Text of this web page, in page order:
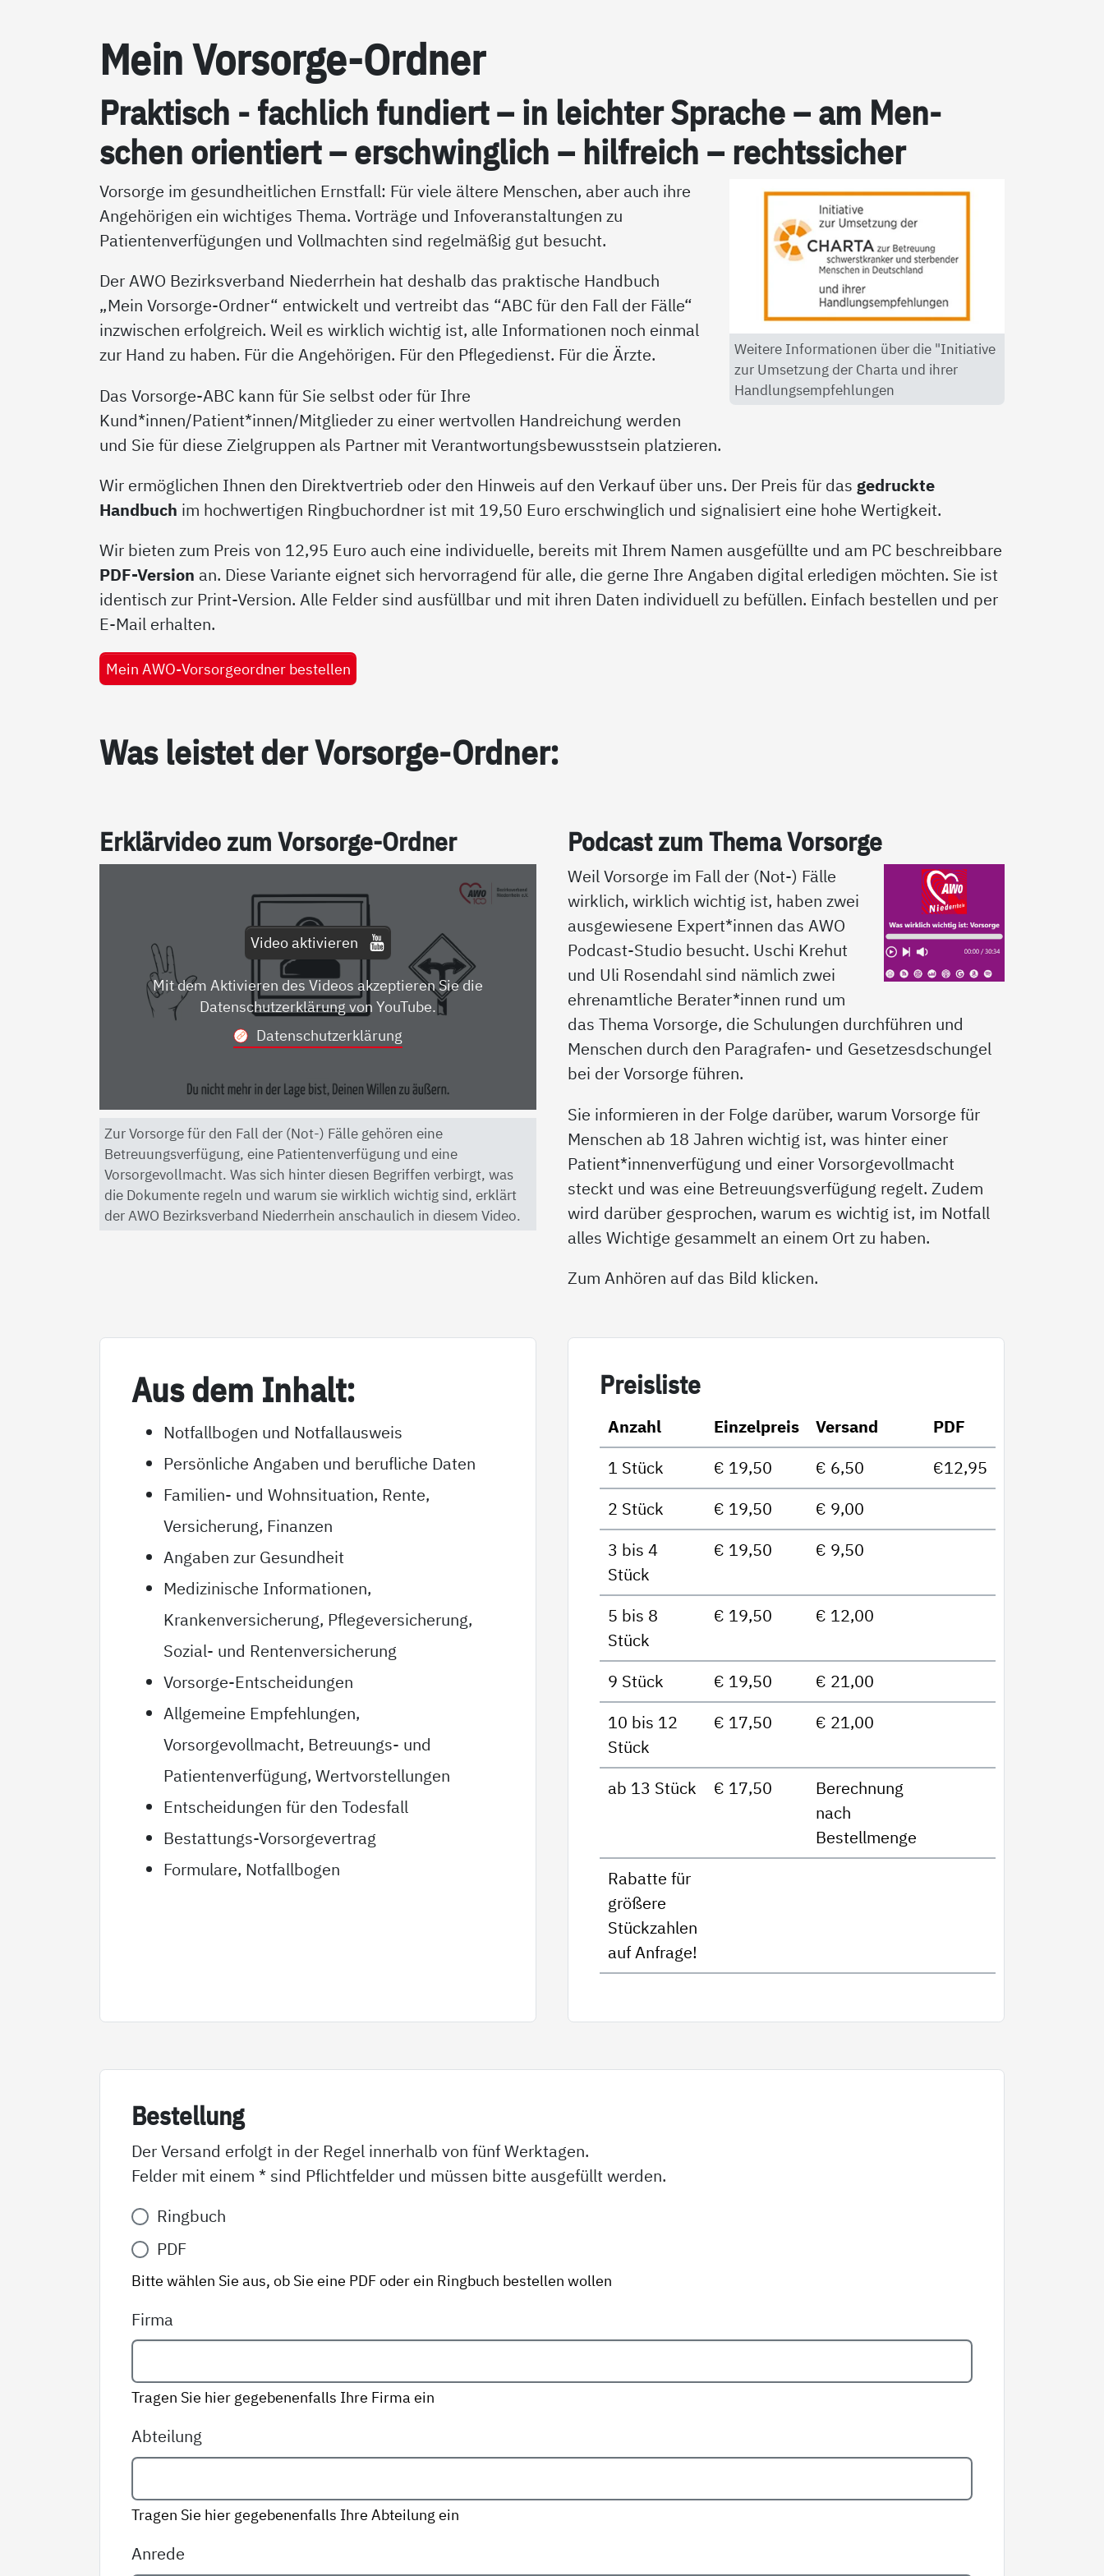
Mein Vor­sor­ge-Ord­ner
Prak­tisch - fach­lich fun­diert – in leich­ter Spra­che – am Men­
schen ori­en­tiert – er­schwing­lich – hil­f­reich – rechts­si­cher
Weitere Informationen über die "Initiative
zur Umsetzung der Charta und ihrer
Handlungsempfehlungen
Vorsorge im gesundheitlichen Ernstfall: Für viele ältere Menschen, aber auch ihre
Angehörigen ein wichtiges Thema. Vorträge und Infoveranstaltungen zu
Patientenverfügungen und Vollmachten sind regelmäßig gut besucht.
Der AWO Bezirksverband Niederrhein hat deshalb das praktische Handbuch
„Mein Vorsorge-Ordner“ entwickelt und vertreibt das “ABC für den Fall der Fälle“
inzwischen erfolgreich. Weil es wirklich wichtig ist, alle Informationen noch einmal
zur Hand zu haben. Für die Angehörigen. Für den Pflegedienst. Für die Ärzte.
Das Vorsorge-ABC kann für Sie selbst oder für Ihre
Kund*innen/Patient*innen/Mitglieder zu einer wertvollen Handreichung werden
und Sie für diese Zielgruppen als Partner mit Verantwortungsbewusstsein platzieren.
Wir ermöglichen Ihnen den Direktvertrieb oder den Hinweis auf den Verkauf über uns. Der Preis für das gedruckte
Handbuch im hochwertigen Ringbuchordner ist mit 19,50 Euro erschwinglich und signalisiert eine hohe Wertigkeit.
Wir bieten zum Preis von 12,95 Euro auch eine individuelle, bereits mit Ihrem Namen ausgefüllte und am PC beschreibbare
PDF-Version an. Diese Variante eignet sich hervorragend für alle, die gerne Ihre Angaben digital erledigen möchten. Sie ist
identisch zur Print-Version. Alle Felder sind ausfüllbar und mit ihren Daten individuell zu befüllen. Einfach bestellen und per
E-Mail erhalten.
Mein AWO-Vorsorgeordner bestellen
Was leis­tet der Vor­sor­ge-Ord­ner:
Er­klär­vi­deo zum Vor­sor­ge-Ord­ner
Video aktivieren
Mit dem Aktivieren des Videos akzeptieren Sie die
Datenschutzerklärung von YouTube.
Datenschutzerklärung
Zur Vorsorge für den Fall der (Not-) Fälle gehören eine
Betreuungsverfügung, eine Patientenverfügung und eine
Vorsorgevollmacht. Was sich hinter diesen Begriffen verbirgt, was
die Dokumente regeln und warum sie wirklich wichtig sind, erklärt
der AWO Bezirksverband Niederrhein anschaulich in diesem Video.
Pod­cast zum The­ma Vor­sor­ge
Weil Vorsorge im Fall der (Not-) Fälle
wirklich, wirklich wichtig ist, haben zwei
ausgewiesene Expert*innen das AWO
Podcast-Studio besucht. Uschi Krehut
und Uli Rosendahl sind nämlich zwei
ehrenamtliche Berater*innen rund um
das Thema Vorsorge, die Schulungen durchführen und
Menschen durch den Paragrafen- und Gesetzesdschungel
bei der Vorsorge führen.
Sie informieren in der Folge darüber, warum Vorsorge für
Menschen ab 18 Jahren wichtig ist, was hinter einer
Patient*innenverfügung und einer Vorsorgevollmacht
steckt und was eine Betreuungsverfügung regelt. Zudem
wird darüber gesprochen, warum es wichtig ist, im Notfall
alles Wichtige gesammelt an einem Ort zu haben.
Zum Anhören auf das Bild klicken.
Aus dem In­halt:
Notfallbogen und Notfallausweis
Persönliche Angaben und berufliche Daten
Familien- und Wohnsituation, Rente,
Versicherung, Finanzen
Angaben zur Gesundheit
Medizinische Informationen,
Krankenversicherung, Pflegeversicherung,
Sozial- und Rentenversicherung
Vorsorge-Entscheidungen
Allgemeine Empfehlungen,
Vorsorgevollmacht, Betreuungs- und
Patientenverfügung, Wertvorstellungen
Entscheidungen für den Todesfall
Bestattungs-Vorsorgevertrag
Formulare, Notfallbogen
Preis­lis­te
Anzahl Einzelpreis Versand
PDF
1 Stück
€ 19,50 € 6,50
€12,95
2 Stück
€ 19,50
€ 9,00
3 bis 4
Stück
€ 19,50 € 9,50
5 bis 8
Stück
€ 19,50 € 12,00
9 Stück € 19,50
€ 21,00
10 bis 12
Stück
€ 17,50 € 21,00
ab 13 Stück € 17,50
Berechnung
nach
Bestellmenge
Rabatte für
größere
Stückzahlen
auf Anfrage!
Be­stel­lung
Der Versand erfolgt in der Regel innerhalb von fünf Werktagen.
Felder mit einem * sind Pflichtfelder und müssen bitte ausgefüllt werden.
Variante*
Ringbuch
PDF
Bitte wählen Sie aus, ob Sie eine PDF oder ein Ringbuch bestellen wollen
Firma
Tragen Sie hier gegebenenfalls Ihre Firma ein
Abteilung
Tragen Sie hier gegebenenfalls Ihre Abteilung ein
Anrede